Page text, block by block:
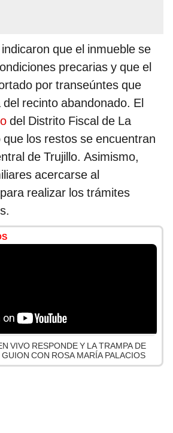
que el inmueble se
precarias y que el
por transeúntes que
recinto abandonado. El
del Distrito Fiscal de La
los restos se encuentran
de Trujillo. Asimismo,
acercarse al
realizar los trámites
VIVO RESPONDE Y LA TRAMPA DE
CON ROSA MARÍA PALACIOS